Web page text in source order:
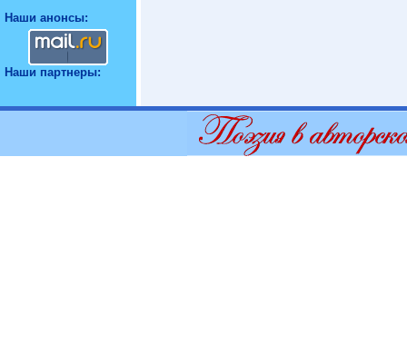
Наши анонсы:
Наши партнеры: